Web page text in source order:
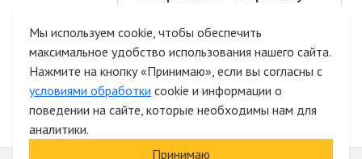
Быстрая авторизация на сайте
Мы используем cookie, чтобы обеспечить
максимальное удобство использования нашего сайта.
Нажмите на кнопку «Принимаю», если вы согласны с
условиями обработки cookie и информации о
поведении на сайте, которые необходимы нам для
аналитики.
Принимаю